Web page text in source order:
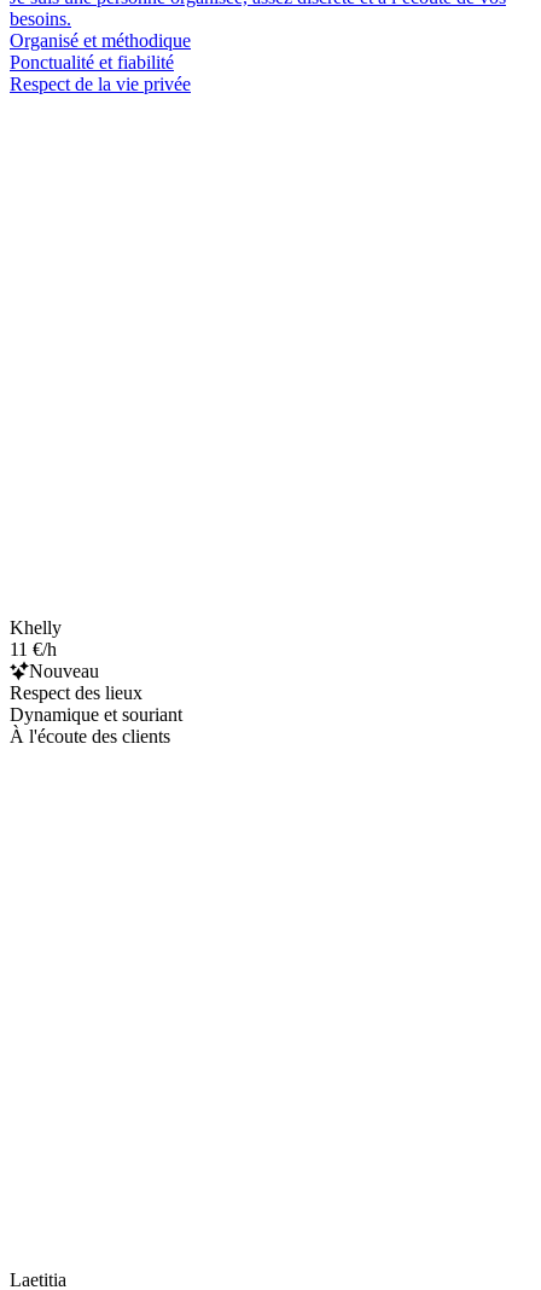
besoins.
Organisé et méthodique
Ponctualité et fiabilité
Respect de la vie privée
Khelly
11 €/h
Nouveau
Respect des lieux
Dynamique et souriant
À l'écoute des clients
Laetitia